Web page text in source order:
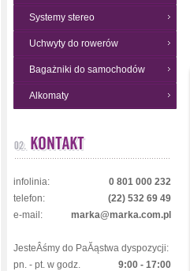
Systemy stereo
Uchwyty do rowerów
Bagażniki do samochodów
Alkomaty
infolinia:
0 801 000 232
telefon:
(22) 532 69 49
e-mail:
marka@marka.com.pl
JesteÂśmy do PaĂąstwa dyspozycji:
pn. - pt. w godz.
9:00 - 17:00